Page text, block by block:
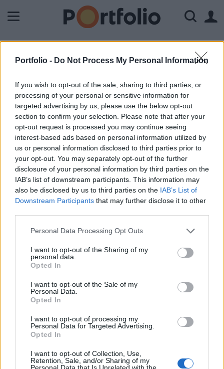
Portfolio - Do Not Process My Personal Information
If you wish to opt-out of the sale, sharing to third parties, or
processing of your personal or sensitive information for
targeted advertising by us, please use the below opt-out
section to confirm your selection. Please note that after your
opt-out request is processed you may continue seeing
interest-based ads based on personal information utilized by
us or personal information disclosed to third parties prior to
your opt-out. You may separately opt-out of the further
disclosure of your personal information by third parties on the
IAB’s list of downstream participants. This information may
also be disclosed by us to third parties on the IAB’s List of
Downstream Participants that may further disclose it to other
Personal Data Processing Opt Outs
I want to opt-out of the Sharing of my
personal data.
Opted In
I want to opt-out of the Sale of my
Personal Data.
Opted In
I want to opt-out of processing my
Personal Data for Targeted Advertising.
Opted In
I want to opt-out of Collection, Use,
Retention, Sale, and/or Sharing of my
Personal Data that Is Unrelated with the
az SH-60 Seahawk az ukrán
hadiflotta legújabb ékességével
Portfolio
2024. október 17. 15:33
Az ukrajnai haditengerészet korvettjén, az
újonnan épített Hetman Ivan Mazepán hajtottak
végre bonyolult helikopteres műveletet – számolt
A gyakorlatról felvételeket is készítettek, ezeken az látható,
Seahawk helikoptere száll le a hadihajóra. A sokoldalúan
bevethető katonai járművel végrehajtott manőver azért
fontos, mert Kijev a jövőben helikoptereket szeretne
szállítani a flottája legújabb ékességén. Erre lehetőséget ad
a hajó kialakítása...
KEDVES OLVASÓNK!
A keresett cikk a portfolio.hu hírarchívumához